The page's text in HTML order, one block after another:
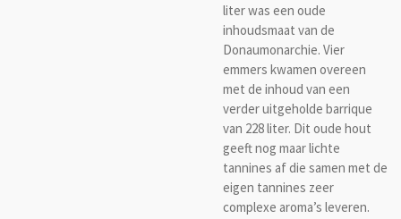
liter was een oude
inhoudsmaat van de
Donaumonarchie. Vier
emmers kwamen overeen
met de inhoud van een
verder uitgeholde barrique
van 228 liter. Dit oude hout
geeft nog maar lichte
tannines af die samen met de
eigen tannines zeer
complexe aroma’s leveren.